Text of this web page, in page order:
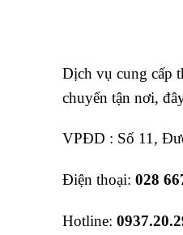
Dịch vụ cung cấp
chuyển tận nơi,
VPĐD : Số 11,
Điện thoại: 028
Hotline: